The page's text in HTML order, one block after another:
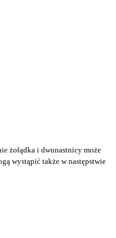
żołądka i dwunastnicy może
wystąpić także w następstwie